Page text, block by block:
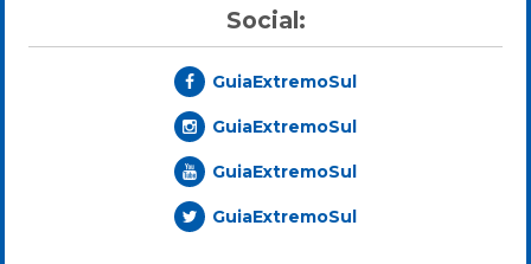
Social:
GuiaExtremoSul
GuiaExtremoSul
GuiaExtremoSul
GuiaExtremoSul